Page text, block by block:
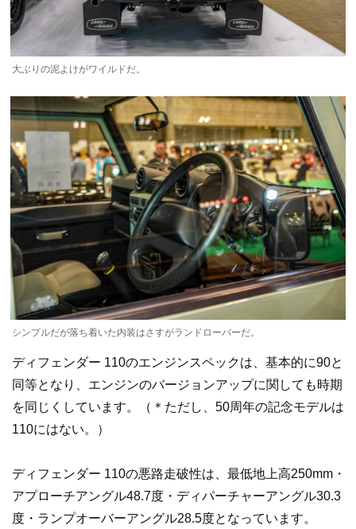
大ぶりの泥よけがワイルドだ。
シンプルだが落ち着いた内装はさすがランドローバーだ。
ディフェンダー 110のエンジンスペックは、基本的に90と
同等となり、エンジンのバージョンアップに関しても時期
を同じくしています。（＊ただし、50周年の記念モデルは
110にはない。）
ディフェンダー 110の悪路走破性は、最低地上高250mm・
アプローチアングル48.7度・ディパーチャーアングル30.3
度・ランプオーバーアングル28.5度となっています。